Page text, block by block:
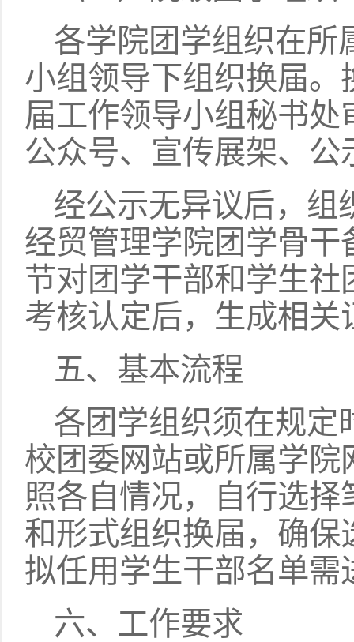
各学院团学组织在所
小组领导下组织换届
届工作领导小组秘书
公众号、宣传展架、公
经公示无异议后，组
经贸管理学院团学骨干
节对团学干部和学生
考核认定后，生成相关
五、基本流程
各团学组织须在规定
校团委网站或所属学
照各自情况，自行选
和形式组织换届，确
拟任用学生干部名单需
六、工作要求